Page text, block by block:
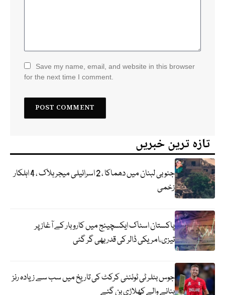
Save my name, email, and website in this browser
for the next time I comment.
تازہ ترین خبریں
جنوبی لبنان میں دھماکا ، 2 اسرائیلی میجر ہلاک ، 4 اہلکار
زخمی
پاکستان اسٹاک ایکسچینج میں کاروبار کے آغاز پر
تیزی،امریکی ڈالر کی قدر بھی گر گئی
جوس بٹلر ٹی ٹوئنٹی کرکٹ کی تاریخ میں سب سے زیادہ رنز
بنانے والے کھلاڑی بن گئے